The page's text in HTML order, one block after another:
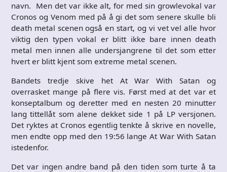
navn. Men det var ikke alt, for med sin growlevokal var
Cronos og Venom med på å gi det som senere skulle bli
death metal scenen også en start, og vi vet vel alle hvor
viktig den typen vokal er blitt ikke bare innen death
metal men innen alle undersjangrene til det som etter
hvert er blitt kjent som extreme metal scenen.
Bandets tredje skive het At War With Satan og
overrasket mange på flere vis. Først med at det var et
konseptalbum og deretter med en nesten 20 minutter
lang tittellåt som alene dekket side 1 på LP versjonen.
Det ryktes at Cronos egentlig tenkte å skrive en novelle,
men endte opp med den 19:56 lange At War With Satan
istedenfor.
Det var ingen andre band på den tiden som turte å ta